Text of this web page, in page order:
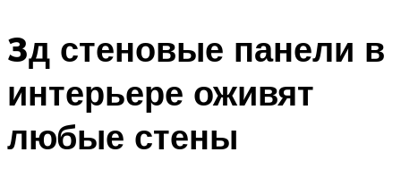
3д стеновые панели в
интерьере оживят
любые стены